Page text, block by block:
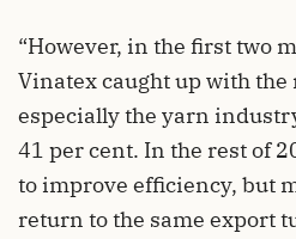
“However, in the first two
Vinatex caught up with
especially the yarn
41 per cent. In the rest of
to improve efficiency, but
return to the same export